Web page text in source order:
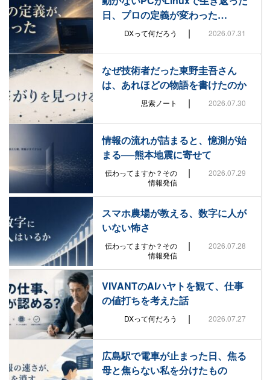
日、プロの定義が変わった…
DXって何だろう | 2026.07.31
なぜ技術者だった東野圭吾さん
は、あれほどの物語を書けたのか
思索ノート | 2026.07.30
情報の流れが詰まると、憶測が始
まる──熊本地震に寄せて
伝わってますか？その
情報発信
| 2026.07.29
スマホ農場が教える、数字に人が
いない怖さ
伝わってますか？その
情報発信
| 2026.07.28
VIVANTのAIハヤトを観て、仕事
の値打ちを考えた話
DXって何だろう | 2026.07.27
広島駅で電車が止まった日、焦る
母と焦らない私を分けたもの